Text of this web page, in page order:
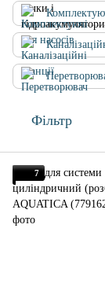
Фільтр
7